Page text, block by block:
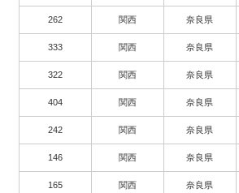
262 関西 奈良県
333 関西 奈良県
322 関西 奈良県
404 関西 奈良県
242 関西 奈良県
146 関西 奈良県
165 関西 奈良県